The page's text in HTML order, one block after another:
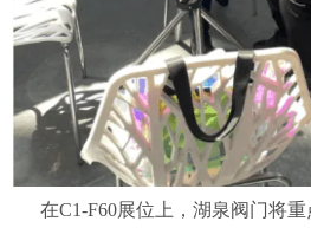
在C1-F60展位上，湖泉阀门将